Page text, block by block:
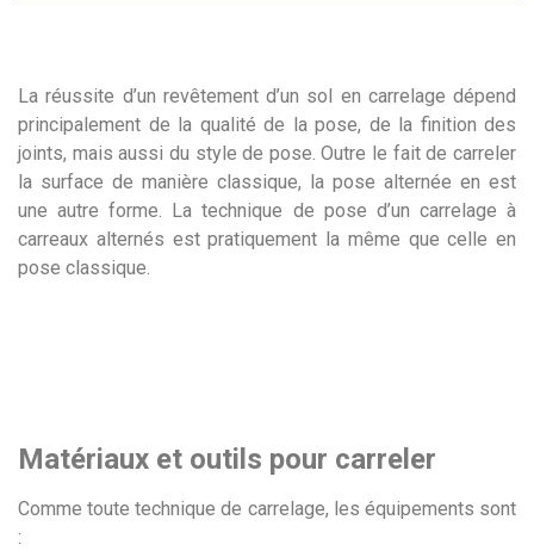
La réussite d’un revêtement d’un sol en carrelage dépend
principalement de la qualité de la pose, de la finition des
joints, mais aussi du style de pose. Outre le fait de carreler
la surface de manière classique, la pose alternée en est
une autre forme. La technique de pose d’un carrelage à
carreaux alternés est pratiquement la même que celle en
pose classique.
Matériaux et outils pour carreler
Comme toute technique de carrelage, les équipements sont
: